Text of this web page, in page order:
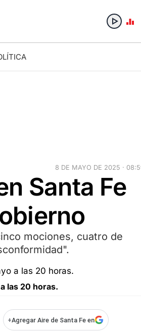
8 DE MAYO DE 2025 ·
Santa Fe
mociones, cuatro de
las 20 horas.
+Agregar Aire de Santa Fe en